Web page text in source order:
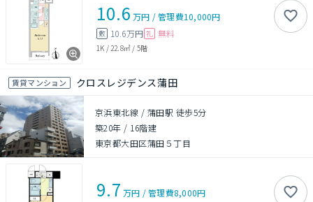
10.6 万円 /管理費10,000円
敷 10.6万円 礼 無料
1K / 22.8㎡ / 5階
賃貸マンション クロスレジデンス蒲田
京浜東北線 / 蒲田駅 徒歩5分
築20年 / 16階建
東京都大田区蒲田５丁目
9.7 万円 /管理費8,000円